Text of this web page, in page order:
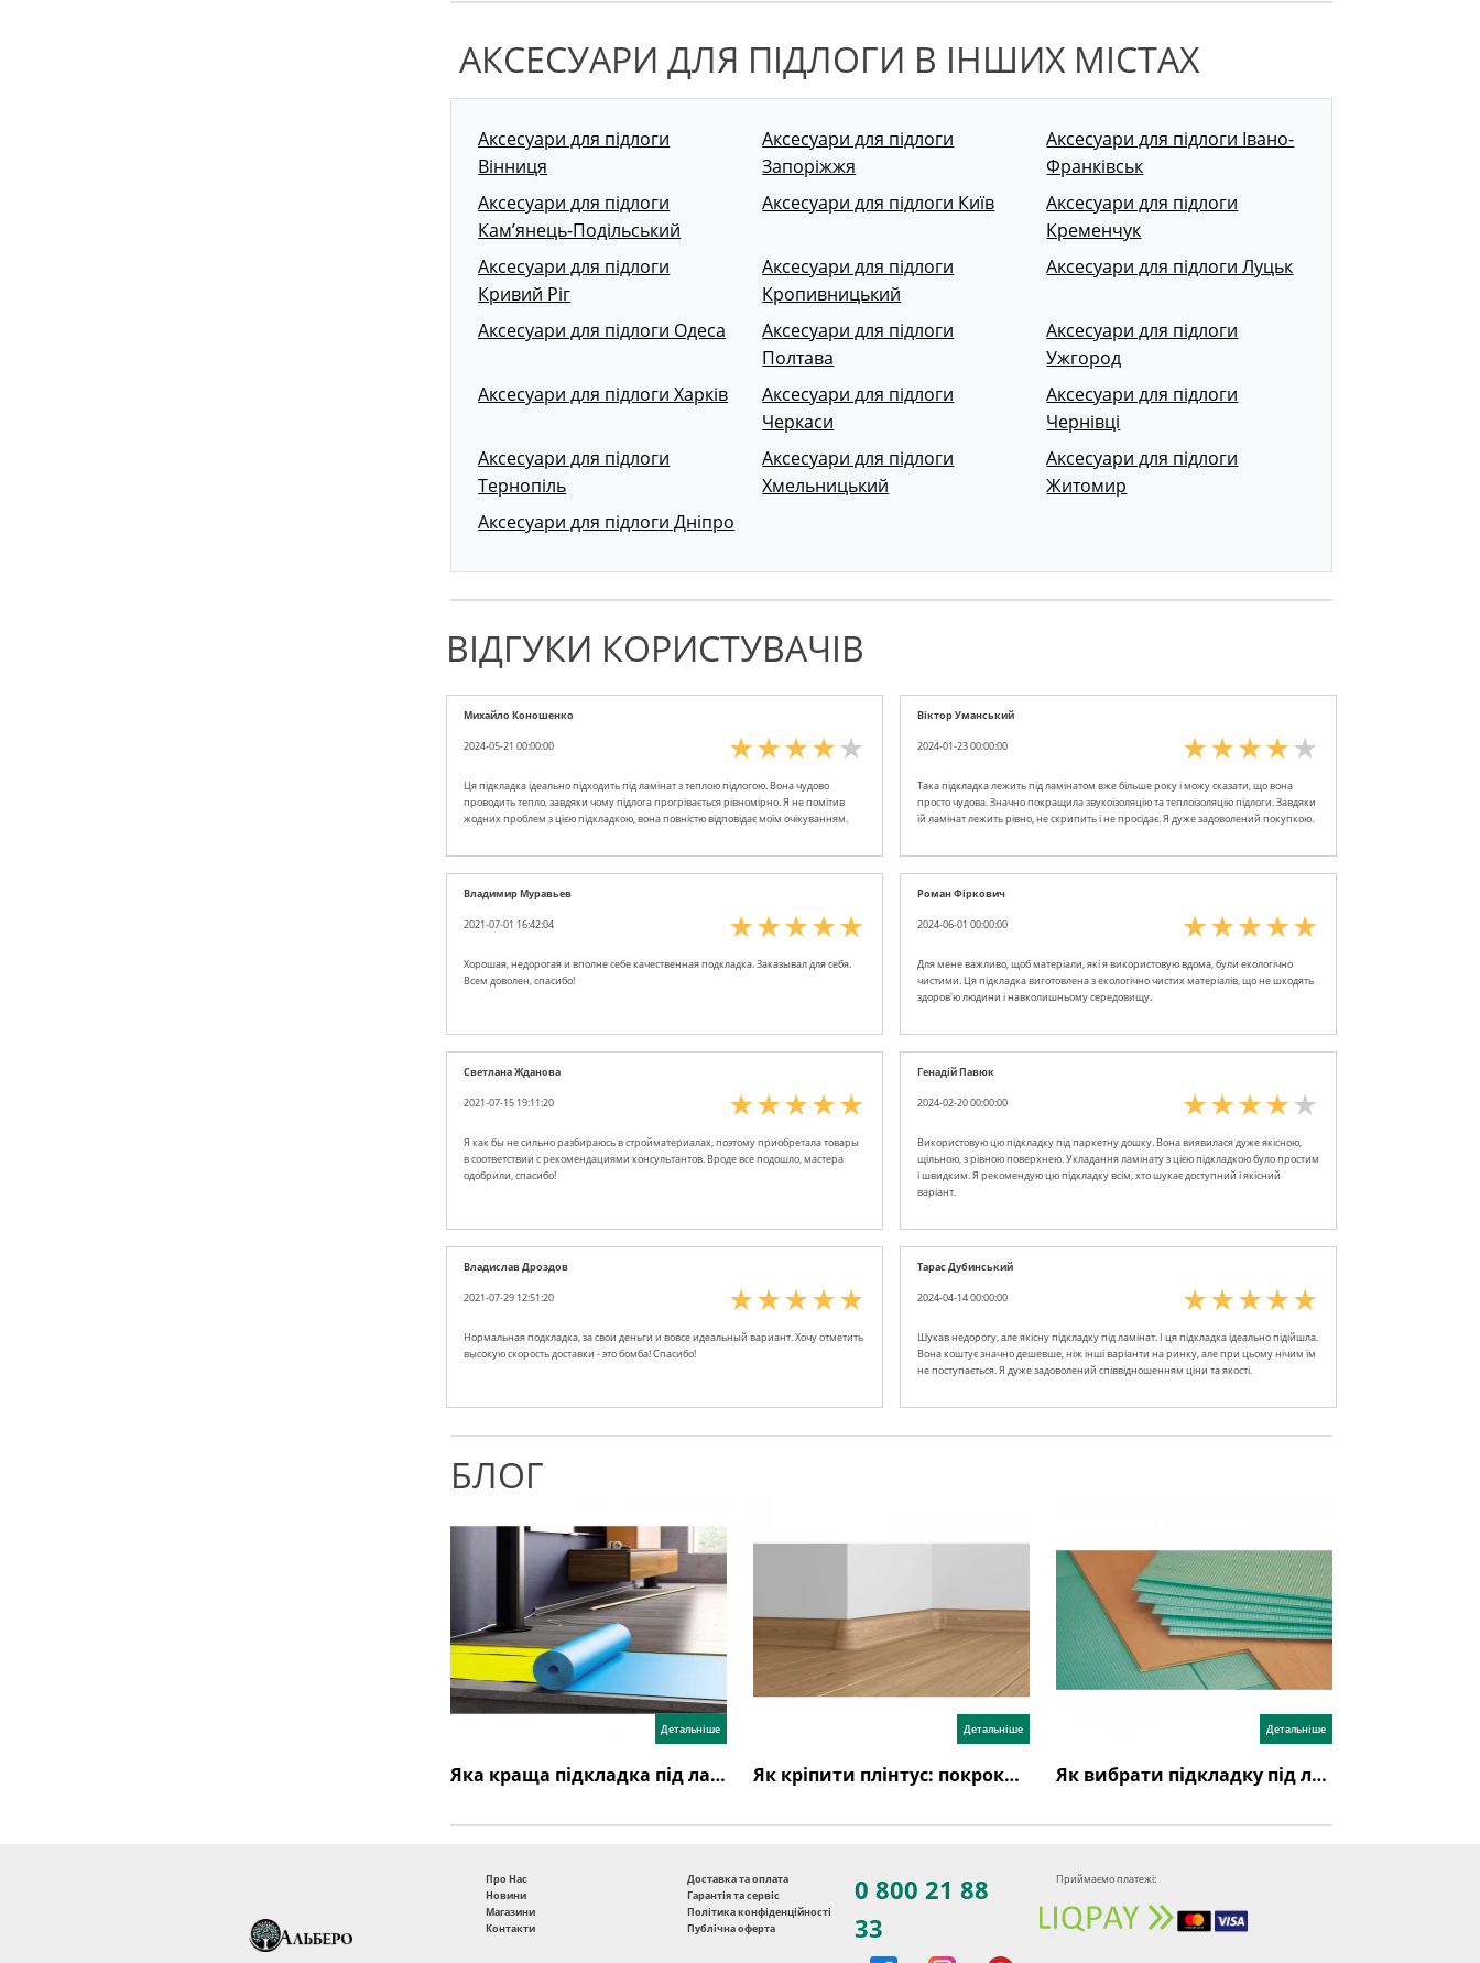
АКСЕСУАРИ ДЛЯ ПІДЛОГИ В ІНШИХ МІСТАХ
Аксесуари для підлоги
Вінниця
Аксесуари для підлоги
Запоріжжя
Аксесуари для підлоги Івано-
Франківськ
Аксесуари для підлоги
Кам’янець-Подільський
Аксесуари для підлоги Київ
Аксесуари для підлоги
Кременчук
Аксесуари для підлоги
Кривий Ріг
Аксесуари для підлоги
Кропивницький
Аксесуари для підлоги Луцьк
Аксесуари для підлоги Одеса
Аксесуари для підлоги
Полтава
Аксесуари для підлоги
Ужгород
Аксесуари для підлоги Харків
Аксесуари для підлоги
Черкаси
Аксесуари для підлоги
Чернівці
Аксесуари для підлоги
Тернопіль
Аксесуари для підлоги
Хмельницький
Аксесуари для підлоги
Житомир
Аксесуари для підлоги Дніпро
ВІДГУКИ КОРИСТУВАЧІВ
Михайло Коношенко
2024-05-21 00:00:00
Ця підкладка ідеально підходить під ламінат з теплою підлогою. Вона чудово
проводить тепло, завдяки чому підлога прогрівається рівномірно. Я не помітив
жодних проблем з цією підкладкою, вона повністю відповідає моїм очікуванням.
Віктор Уманський
2024-01-23 00:00:00
Така підкладка лежить під ламінатом вже більше року і можу сказати, що вона
просто чудова. Значно покращила звукоізоляцію та теплоізоляцію підлоги. Завдяки
їй ламінат лежить рівно, не скрипить і не просідає. Я дуже задоволений покупкою.
Владимир Муравьев
2021-07-01 16:42:04
Хорошая, недорогая и вполне себе качественная подкладка. Заказывал для себя.
Всем доволен, спасибо!
Роман Фіркович
2024-06-01 00:00:00
Для мене важливо, щоб матеріали, які я використовую вдома, були екологічно
чистими. Ця підкладка виготовлена з екологічно чистих матеріалів, що не шкодять
здоров'ю людини і навколишньому середовищу.
Светлана Жданова
2021-07-15 19:11:20
Я как бы не сильно разбираюсь в стройматериалах, поэтому приобретала товары
в соответствии с рекомендациями консультантов. Вроде все подошло, мастера
одобрили, спасибо!
Генадій Павюк
2024-02-20 00:00:00
Використовую цю підкладку під паркетну дошку. Вона виявилася дуже якісною,
щільною, з рівною поверхнею. Укладання ламінату з цією підкладкою було простим
і швидким. Я рекомендую цю підкладку всім, хто шукає доступний і якісний
варіант.
Владислав Дроздов
2021-07-29 12:51:20
Нормальная подкладка, за свои деньги и вовсе идеальный вариант. Хочу отметить
высокую скорость доставки - это бомба! Спасибо!
Тарас Дубинський
2024-04-14 00:00:00
Шукав недорогу, але якісну підкладку під ламінат. І ця підкладка ідеально підійшла.
Вона коштує значно дешевше, ніж інші варіанти на ринку, але при цьому нічим їм
не поступається. Я дуже задоволений співвідношенням ціни та якості.
БЛОГ
Детальніше
Яка краща підкладка під ламінат: види, товщина, відгуки
Детальніше
Як кріпити плінтус: покрокова інструкція
Детальніше
Як вибрати підкладку під ламінат: прості та корисні поради
Про Нас
Новини
Магазини
Контакти
Доставка та оплата
Гарантія та сервіс
Політика конфіденційності
Публічна оферта
0 800 21 88
33
Приймаємо платежі: